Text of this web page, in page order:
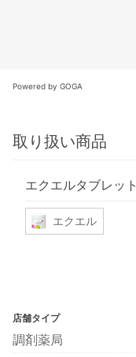
Powered by GOGA
取り扱い商品
エクエルタブレット
エクエル
店舗タイプ
調剤薬局